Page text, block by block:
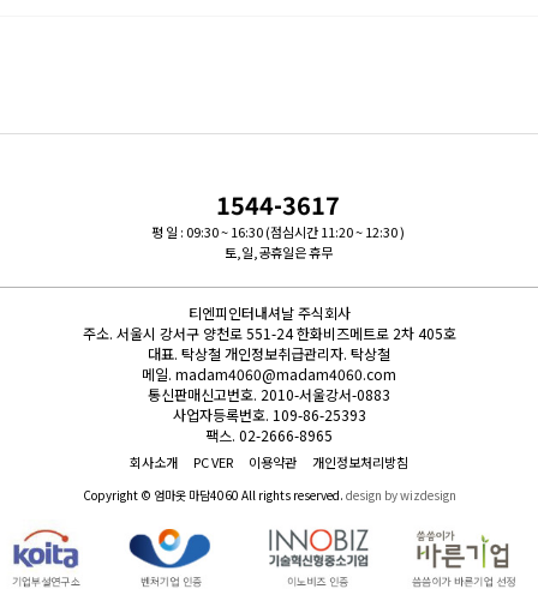
1544-3617
평 일 : 09:30 ~ 16:30 (점심시간 11:20 ~ 12:30 )
토,일,공휴일은 휴무
티엔피인터내셔날 주식회사
주소. 서울시 강서구 양천로 551-24 한화비즈메트로 2차 405호
대표. 탁상철 개인정보취급관리자. 탁상철
메일. madam4060@madam4060.com
통신판매신고번호. 2010-서울강서-0883
사업자등록번호. 109-86-25393
팩스. 02-2666-8965
회사소개 PC VER 이용약관 개인정보처리방침
Copyright © 엄마옷 마담4060 All rights reserved. design by wizdesign